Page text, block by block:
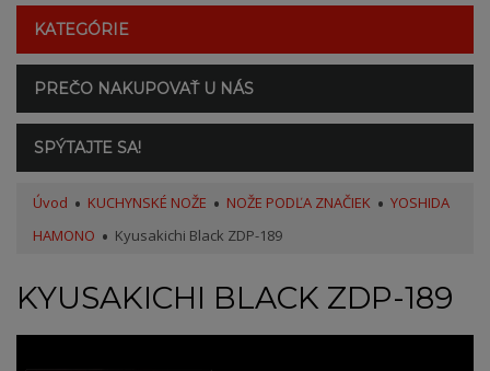
KATEGÓRIE
PREČO NAKUPOVAŤ U NÁS
SPÝTAJTE SA!
Úvod KUCHYNSKÉ NOŽE NOŽE PODĽA ZNAČIEK
YOSHIDA
HAMONO
Kyusakichi Black ZDP-189
KYUSAKICHI BLACK ZDP-189